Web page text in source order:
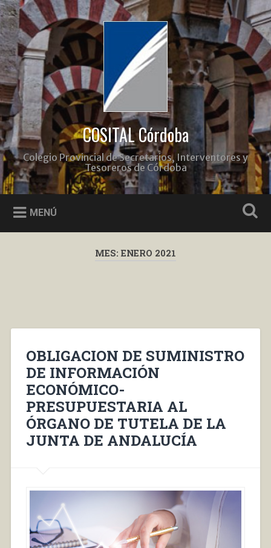
Saltar
al
contenido
Buscar
COSITAL Córdoba
Colegio Provincial de Secretarios, Interventores y
Tesoreros de Córdoba
MENÚ
MES: ENERO 2021
OBLIGACION DE SUMINISTRO
DE INFORMACIÓN
ECONÓMICO-
PRESUPUESTARIA AL
ÓRGANO DE TUTELA DE LA
JUNTA DE ANDALUCÍA